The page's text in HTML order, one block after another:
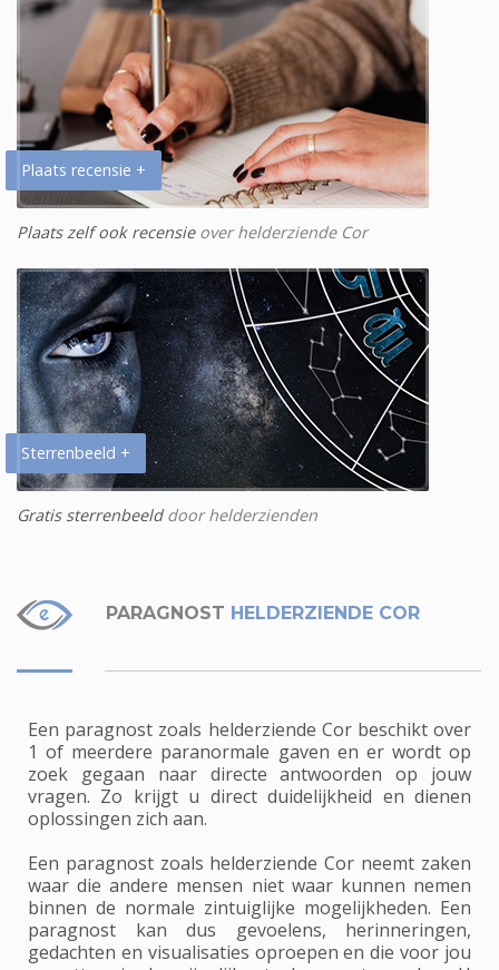
Plaats recensie +
Plaats zelf ook recensieover helderziende Cor
Sterrenbeeld +
Gratis sterrenbeelddoor helderzienden
PARAGNOST HELDERZIENDE COR
Een paragnost zoals helderziende Cor beschikt over
1 of meerdere paranormale gaven en er wordt op
zoek gegaan naar directe antwoorden op jouw
vragen. Zo krijgt u direct duidelijkheid en dienen
oplossingen zich aan.
Een paragnost zoals helderziende Cor neemt zaken
waar die andere mensen niet waar kunnen nemen
binnen de normale zintuiglijke mogelijkheden. Een
paragnost kan dus gevoelens, herinneringen,
gedachten en visualisaties oproepen en die voor jou